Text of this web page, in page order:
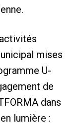
mises
U-
de
dans
lumière :